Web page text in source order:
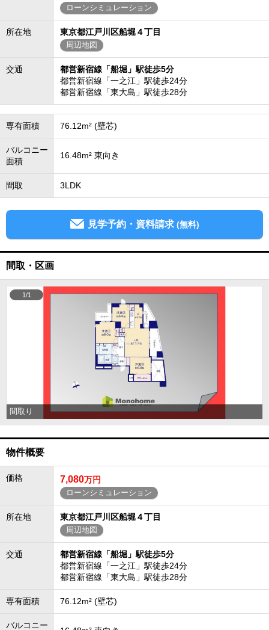
ローンシミュレーション
所在地 東京都江戸川区船堀４丁目
周辺地図
交通
都営新宿線「船堀」駅徒歩5分
都営新宿線「一之江」駅徒歩24分
都営新宿線「東大島」駅徒歩28分
専有面積 76.12m² (壁芯)
バルコニー
面積
16.48m² 東向き
間取 3LDK
見学予約・資料請求 (無料)
間取・区画
間取り
1/1
物件概要
価格 7,080万円
ローンシミュレーション
所在地 東京都江戸川区船堀４丁目
周辺地図
交通
都営新宿線「船堀」駅徒歩5分
都営新宿線「一之江」駅徒歩24分
都営新宿線「東大島」駅徒歩28分
専有面積 76.12m² (壁芯)
バルコニー